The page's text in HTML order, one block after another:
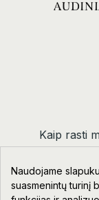
Kaip rasti
Naudojame
suasmenintų turinį